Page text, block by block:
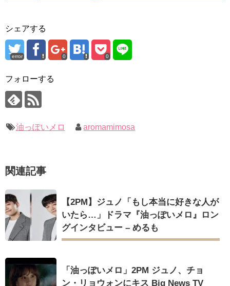
ソン・ヘギョ – ソンヘギョ キスまとめ
ハン・ヘジン 한혜진 – Still We (여전히 우리는)
한가인 –
「ライフ・ オン・ マーズ」2019年11月2日TSUTAYAにて先行
(ENG SUB) Behind The Scene Hyun Bin 현빈❤️ 손예진 Son Ye
キム・レウォンの影絵遊び！？「黒騎士～永遠の約束～」メイ
キングを一部公開（DVD-SET2特典映像より）
Powered by livedoor 相互RSS
九尾狐外伝 メイキング03 ハン・イェスル
チョ・ヒョンジェ 조현재 九尾狐外伝 制作発表会
キム・テヒの弟イ・ワン♥イ・ボミ、今日（28日）結婚……
「まず熱く掃除せよ」女優キム・ユジョン、「健康がとても回
【裏芸能】キムユジョンの熱愛彼氏はあの大物俳優
いでしょ？” Big News TV
幻の王女チャミョンゴ エンディング
か」出演で話題 Big News TV
Powered by livedoor 相互RSS
シェアする
error 0 0
フォローする
油っぽいメロ aromamimosa
関連記事
【2PM】ジュノ「もし本当に好きな人が
いたら…」ドラマ『油っぽいメロ』ロン
グインタビュー – めるも
「油っぽいメロ」2PM ジュノ、チョ
ン・リョウォンにキス Big News TV